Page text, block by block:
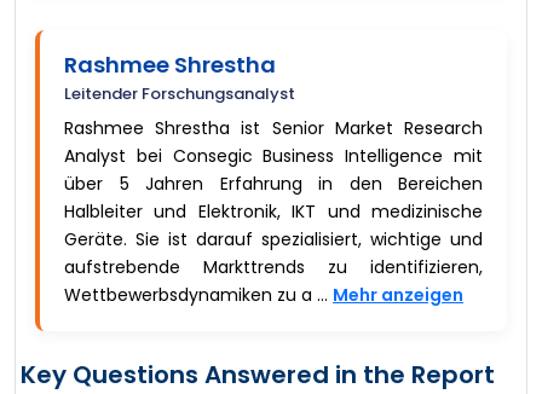
Rashmee Shrestha
Leitender Forschungsanalyst
Rashmee Shrestha ist Senior Market Research
Analyst bei Consegic Business Intelligence mit
über 5 Jahren Erfahrung in den Bereichen
Halbleiter und Elektronik, IKT und medizinische
Geräte. Sie ist darauf spezialisiert, wichtige und
aufstrebende Markttrends zu identifizieren,
Wettbewerbsdynamiken zu a ... Mehr anzeigen
Key Questions Answered in the Report